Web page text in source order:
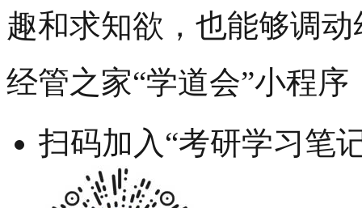
趣和求知欲，也能够调
经管之家“学道会”小程序
扫码加入“考研学习笔